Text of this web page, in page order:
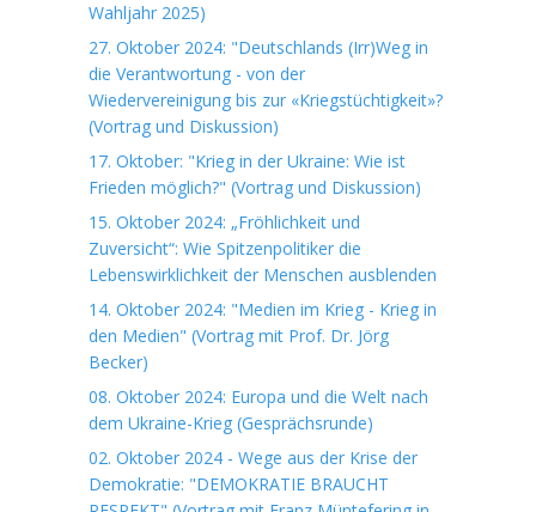
Wahljahr 2025)
27. Oktober 2024: "Deutschlands (Irr)Weg in
die Verantwortung - von der
Wiedervereinigung bis zur «Kriegstüchtigkeit»?
(Vortrag und Diskussion)
17. Oktober: "Krieg in der Ukraine: Wie ist
Frieden möglich?" (Vortrag und Diskussion)
15. Oktober 2024: „Fröhlichkeit und
Zuversicht“: Wie Spitzenpolitiker die
Lebenswirklichkeit der Menschen ausblenden
14. Oktober 2024: "Medien im Krieg - Krieg in
den Medien" (Vortrag mit Prof. Dr. Jörg
Becker)
08. Oktober 2024: Europa und die Welt nach
dem Ukraine-Krieg (Gesprächsrunde)
02. Oktober 2024 - Wege aus der Krise der
Demokratie: "DEMOKRATIE BRAUCHT